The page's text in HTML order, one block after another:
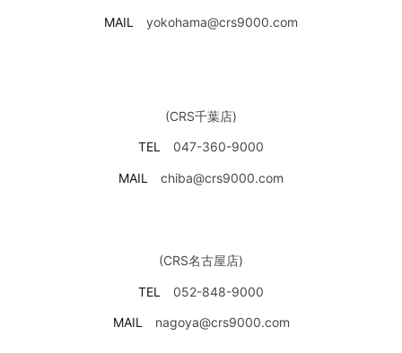
MAIL yokohama@crs9000.com
(CRS千葉店)
TEL 047-360-9000
MAIL chiba@crs9000.com
(CRS名古屋店)
TEL 052-848-9000
MAIL nagoya@crs9000.com